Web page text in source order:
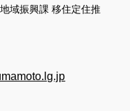
域振興課 移住定住推